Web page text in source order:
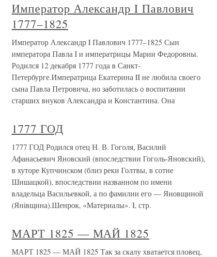
Император Александр I Павлович
1777–1825
Император Александр I Павлович 1777–1825 Сын
императора Павла I и императрицы Марии Федоровны.
Родился 12 декабря 1777 года в Санкт-
Петербурге.Императрица Екатерина II не любила своего
сына Павла Петровича, но заботилась о воспитании
старших внуков Александра и Константина. Она
1777 ГОД
1777 ГОД Родился отец Н. В. Гоголя, Василий
Афанасьевич Яновский (впоследствии Гоголь-Яновский),
в хуторе Купчинском (близ реки Голтвы, в сотне
Шишацкой), впоследствии названном по имени
владельца Васильевкой, а по фамилии его — Яновщиной
(Янiвщина).Шенрок, «Материалы». I, стр.
МАРТ 1825 — МАЙ 1825
МАРТ 1825 — МАЙ 1825 Так за скалу хватается пловец,